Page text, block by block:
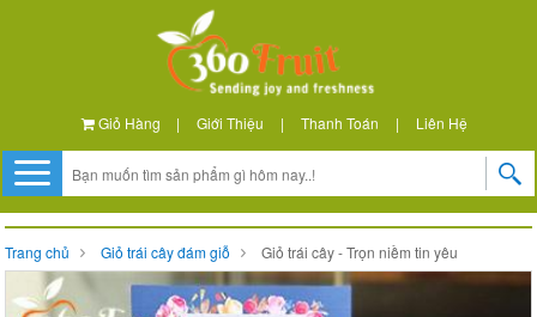
Giỏ Hàng | Giới Thiệu | Thanh Toán | Liên Hệ
Trang chủ Giỏ trái cây đám giỗ Giỏ trái cây - Trọn niềm tin yêu